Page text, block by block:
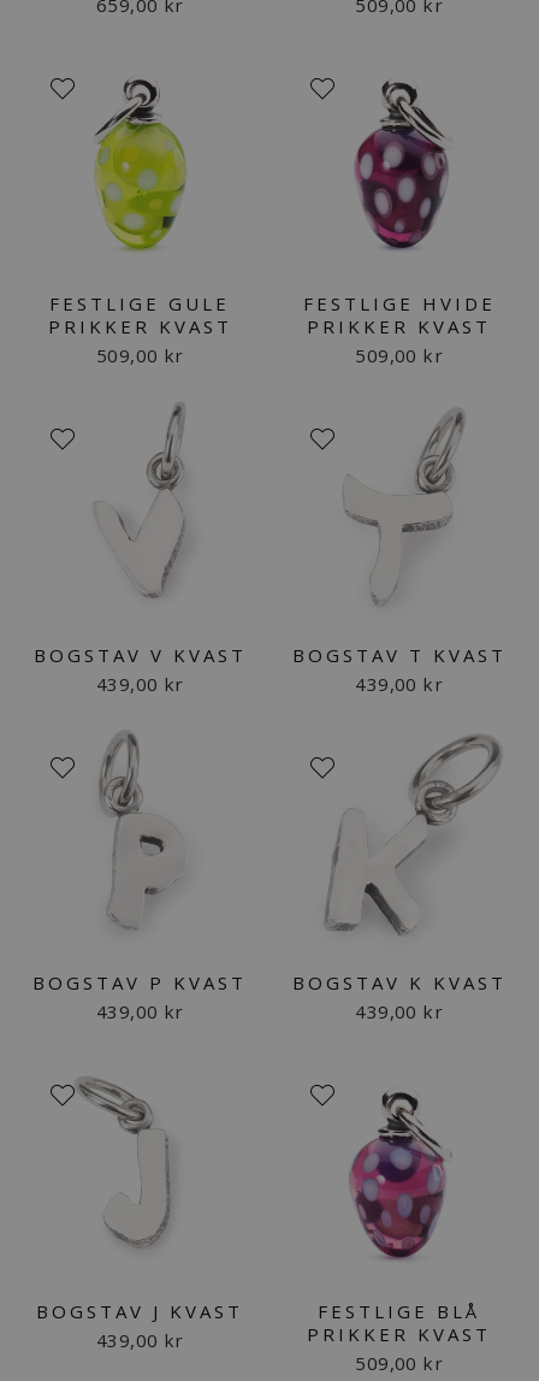
FESTLIGE GULE
PRIKKER KVAST
509,00 kr
FESTLIGE HVIDE
PRIKKER KVAST
509,00 kr
BOGSTAV V KVAST
439,00 kr
BOGSTAV T KVAST
439,00 kr
BOGSTAV P KVAST
439,00 kr
BOGSTAV K KVAST
439,00 kr
BOGSTAV J KVAST
439,00 kr
FESTLIGE BLÅ
PRIKKER KVAST
509,00 kr